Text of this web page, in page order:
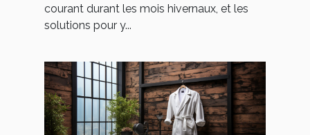
courant durant les mois hivernaux, et les
solutions pour y...